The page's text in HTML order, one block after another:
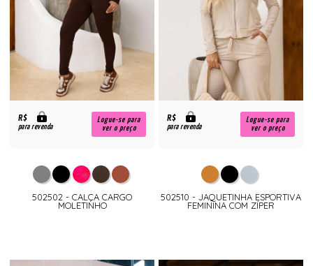
R$
para revenda
Logue-se para
ver o preço
502502 - CALÇA CARGO
MOLETINHO
R$
para revenda
Logue-se para
ver o preço
502510 - JAQUETINHA ESPORTIVA
FEMININA COM ZÍPER